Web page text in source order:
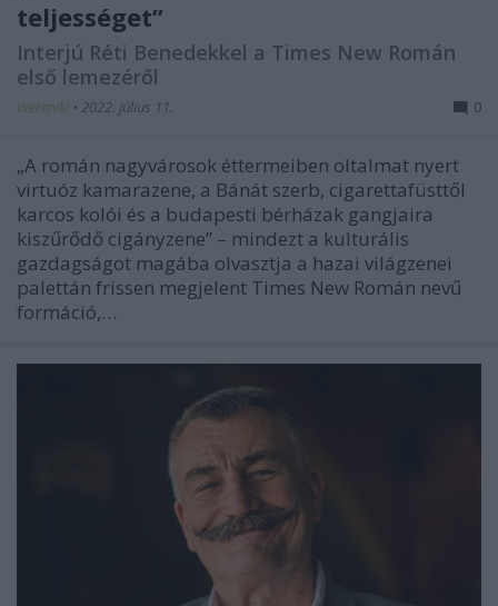
teljességet”
Interjú Réti Benedekkel a Times New Román
első lemezéről
Wereniki • 2022. július 11. 0
„A román nagyvárosok éttermeiben oltalmat nyert
virtuóz kamarazene, a Bánát szerb, cigarettafüsttől
karcos kolói és a budapesti bérházak gangjaira
kiszűrődő cigányzene” – mindezt a kulturális
gazdagságot magába olvasztja a hazai világzenei
palettán frissen megjelent Times New Román nevű
formáció,…